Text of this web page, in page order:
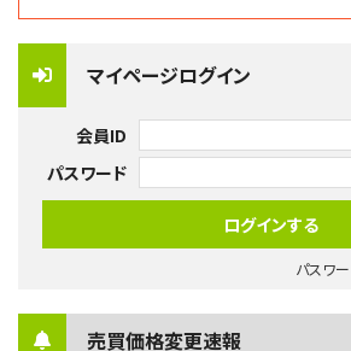
マイページログイン
会員ID
パスワード
パスワ
売買価格変更速報